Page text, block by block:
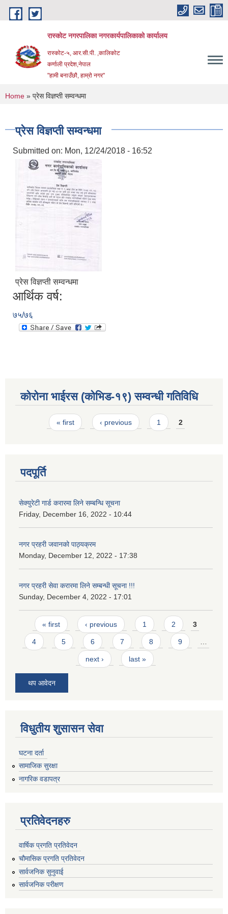
Skip to main content
रास्कोट नगरपालिका नगरकार्यपालिकाको कार्यालय
रास्कोट-५, आर.सी.पी. ,कालिकोट
कर्णाली प्रदेश,नेपाल
"हामी बनाउँछौ, हाम्रो नगर"
You are here
Home » प्रेस विज्ञप्ती सम्वन्धमा
प्रेस विज्ञप्ती सम्वन्धमा
Submitted on: Mon, 12/24/2018 - 16:52
प्रेस विज्ञप्ती सम्वन्धमा
आर्थिक वर्ष:
७५/७६
कोरोना भाईरस (कोभिड-१९) सम्वन्धी गतिविधि
Pages« first ‹ previous 1 2
पदपूर्ति
सेक्युरेटी गार्ड करारमा लिने सम्बन्धि सूचना
Friday, December 16, 2022 - 10:44
नगर प्रहरी जवानको पाठ्यक्रम
Monday, December 12, 2022 - 17:38
नगर प्रहरी सेवा करारमा लिने सम्बन्ध‍ी सूचना !!!
Sunday, December 4, 2022 - 17:01
Pages
« first ‹ previous 1 2 3
4 5 6 7 8 9 …
next › last »
थप आवेदन
विधुतीय शुसासन सेवा
घटना दर्ता
सामाजिक सुरक्षा
नागरिक वडापत्र
प्रतिवेदनहरु
वार्षिक प्रगति प्रतिवेदन
चौमासिक प्रगति प्रतिवेदन
सार्वजनिक सुनुवाई
सार्वजनिक परीक्षण